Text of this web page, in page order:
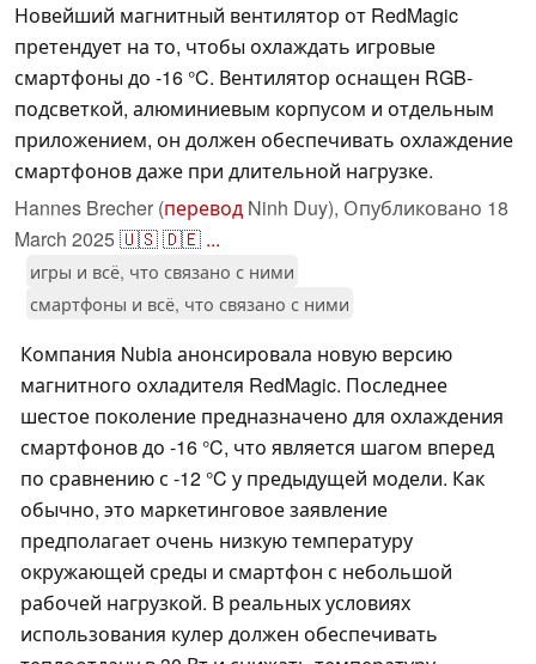
Новейший магнитный вентилятор от RedMagic
претендует на то, чтобы охлаждать игровые
смартфоны до -16 °C. Вентилятор оснащен RGB-
подсветкой, алюминиевым корпусом и отдельным
приложением, он должен обеспечивать охлаждение
смартфонов даже при длительной нагрузке.
Hannes Brecher (перевод Ninh Duy), Опубликовано 18
March 2025🇺🇸🇩🇪 ...
игры и всё, что связано с ними
смартфоны и всё, что связано с ними
Компания Nubia анонсировала новую версию
магнитного охладителя RedMagic. Последнее
шестое поколение предназначено для охлаждения
смартфонов до -16 °C, что является шагом вперед
по сравнению с -12 °C у предыдущей модели. Как
обычно, это маркетинговое заявление
предполагает очень низкую температуру
окружающей среды и смартфон с небольшой
рабочей нагрузкой. В реальных условиях
использования кулер должен обеспечивать